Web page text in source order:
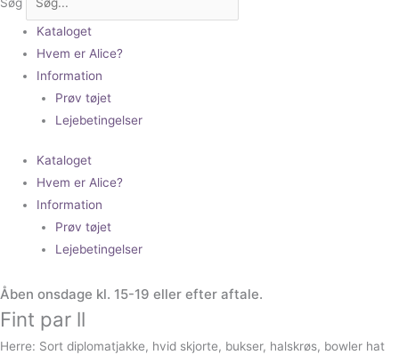
Søg
Kataloget
Hvem er Alice?
Information
Prøv tøjet
Lejebetingelser
Kataloget
Hvem er Alice?
Information
Prøv tøjet
Lejebetingelser
Åben onsdage kl. 15-19 eller efter aftale.
Fint par ll
Herre: Sort diplomatjakke, hvid skjorte, bukser, halskrøs, bowler hat